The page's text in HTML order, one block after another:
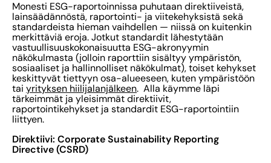
Monesti ESG-raportoinnissa puhutaan direktiiveistä,
lainsäädännöstä, raportointi- ja viitekehyksistä sekä
standardeista hieman vaihdellen — niissä on kuitenkin
merkittäviä eroja. Jotkut standardit lähestytään
vastuullisuuskokonaisuutta ESG-akronyymin
näkökulmasta (jolloin raporttiin sisältyy ympäristön,
sosiaaliset ja hallinnolliset näkökulmat), toiset kehykset
keskittyvät tiettyyn osa-alueeseen, kuten ympäristöön
tai yrityksen hiilijalanjälkeen. Alla käymme läpi
tärkeimmät ja yleisimmät direktiivit,
raportointikehykset ja standardit ESG-raportointiin
liittyen.
Direktiivi: Corporate Sustainability Reporting
Directive (CSRD)